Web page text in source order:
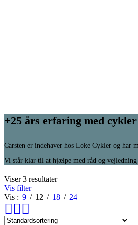
+25 års erfaring med cykler
Carsten er indehaver hos Loke Cykler og har
Vi står klar til at hjælpe med råd og vejledning
Viser 3 resultater
Vis filter
Vis
9 12 18 24